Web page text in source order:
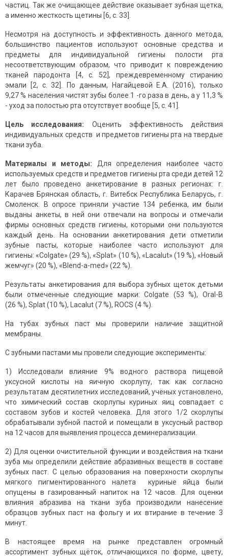
частиц. Так же очищающее действие оказывает зубная щетка,
а именно жесткость щетины [6, с. 33].
Несмотря на доступность и эффективность данного метода,
большинство пациентов используют основные средства и
предметы для индивидуальной гигиены полости рта
несоответствующим образом, что приводит к повреждению
тканей пародонта [4, с. 52], преждевременному стиранию
эмали [2, с. 32]. По данным, Нагайцевой Е.А. (2016), только
9,27 % населения чистят зубы более 1 -го раза в день, а у 11,3 %
- уход за полостью рта отсутствует вообще [5, с. 41].
Цель исследования: Оценить эффективность действия
индивидуальных средств и предметов гигиены рта на твердые
ткани зуба.
Материалы и методы: Для определения наиболее часто
используемых средств и предметов гигиены рта среди детей 12
лет было проведено анкетирование в разных регионах: г.
Карачев Брянская область, г. Витебск Республика Беларусь, г.
Смоленск. В опросе приняли участие 134 ребенка, им были
выданы анкеты, в ней они отвечали на вопросы и отмечали
фирмы основных средств гигиены, которыми они пользуются
каждый день. На основании анкетирования дети отметили
зубные пасты, которые наиболее часто используют для
гигиены: «Colgate» (29 %), «Splat» (10 %), «Lacalut» (19 %), «Новый
жемчуг» (20 %), «Blend-a-med» (22 %).
Результаты анкетирования для выбора зубных щеток детьми
были отмеченные следующие марки: Colgate (53 %), Oral-B
(26 %), Splat (10 %), Lacalut (7 %), ROCS (4 %).
На тубах зубных паст мы проверили наличие защитной
мембраны.
С зубными пастами мы провели следующие эксперименты:
1) Исследовали влияние 9% водного раствора пищевой
уксусной кислоты на яичную скорлупу, так как согласно
результатам десятилетних исследований, учёных установлено,
что химический состав скорлупы куриных яиц совпадает с
составом зубов и костей человека. Для этого 1/2 скорлупы
обрабатывали зубной пастой и помещали в уксусный раствор
на 12 часов для выявления процесса деминерализации.
2) Для оценки очистительной функции и воздействия на ткани
зуба мы определили действие абразивных веществ в составе
зубных паст. С целью образования на поверхности скорлупы
мягкого пигментированного налета куриные яйца были
опущены в газированный напиток на 12 часов. Для оценки
влияния абразива на ткани зуба производили нанесение
образцов зубных паст на фольгу и их втирание в течение 3
минут.
В настоящее время на рынке представлен огромный
ассортимент зубных щёток, отличающихся по форме, цвету,